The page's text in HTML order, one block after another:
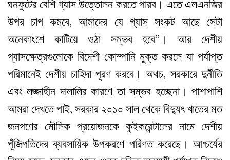
ঘনফুটের বেশি গ্যাস উত্তোলন করতে পারব। এতে এলএনজির
উপর চাপ কমবে, আমাদের যে গ্যাস সংকট আছে সেটা
অনেকাংশে কাটিয়ে ওঠা সম্ভব হবে”। আর দেশীয়
গ্যাসক্ষেত্রগুলোকে বিদেশী কোম্পানি মুক্ত করলে যা পর্যাপ্ত
পরিমানেই দেশীয় চাহিদা পূরণ করবে। অথচ, সরকারে দুর্নীতি
এবং লজ্জাহীন দালালির কারণে তা সম্ভব হচ্ছেনা। পাশাপাশি
আমরা দেখতে পাই, সরকার ২০১০ সাল থেকে বিদ্যুৎ খাতের মত
জনগণের মৌলিক প্রয়োজনকে কুইকরেন্টালের নামে দেশীয়
পূঁজিপতিদের ব্যবসায়িক উপকরণে পরিণত করেছে। আশ্চর্যের